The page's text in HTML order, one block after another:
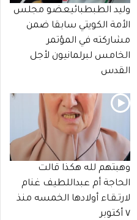
وليد الطبطبائيعضو مجلس
الأمة الكويتي سابقا ضمن
مشاركته في المؤتمر
الخامس لبرلمانيون لأجل
القدس
وهبتهم لله هكذا قالت
الحاجة أم عبداللطيف غنام
لارتـقـاء أولادها الخمسه منذ
٧ أكتوبر